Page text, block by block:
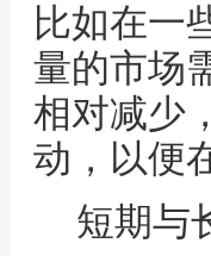
比如在一
量的市场
相对减少
动，以便
短期与